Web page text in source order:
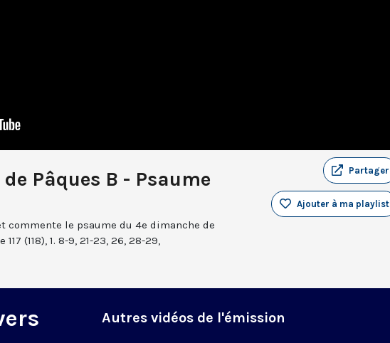
Pâques B - Psaume Partager
Ajouter à ma playlist
commente le psaume du 4e dimanche de
(118), 1. 8-9, 21-23, 26, 28-29,
Autres vidéos de l'émission